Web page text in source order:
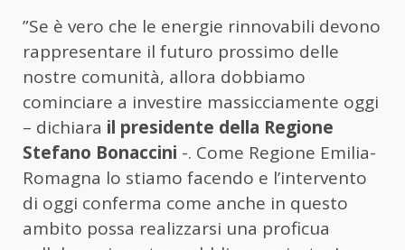
”Se è vero che le energie rinnovabili devono
rappresentare il futuro prossimo delle
nostre comunità, allora dobbiamo
cominciare a investire massicciamente oggi
– dichiara il presidente della Regione
Stefano Bonaccini -. Come Regione Emilia-
Romagna lo stiamo facendo e l’intervento
di oggi conferma come anche in questo
ambito possa realizzarsi una proficua